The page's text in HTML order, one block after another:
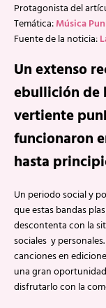
Protagonista del
Temática:Música
Fuente de la noticia:
Un extenso
ebullición de
vertiente
funcionaron
hasta
Un periodo social y
que estas bandas
descontenta con la
sociales y
canciones en
una gran
disfrutarlo con la